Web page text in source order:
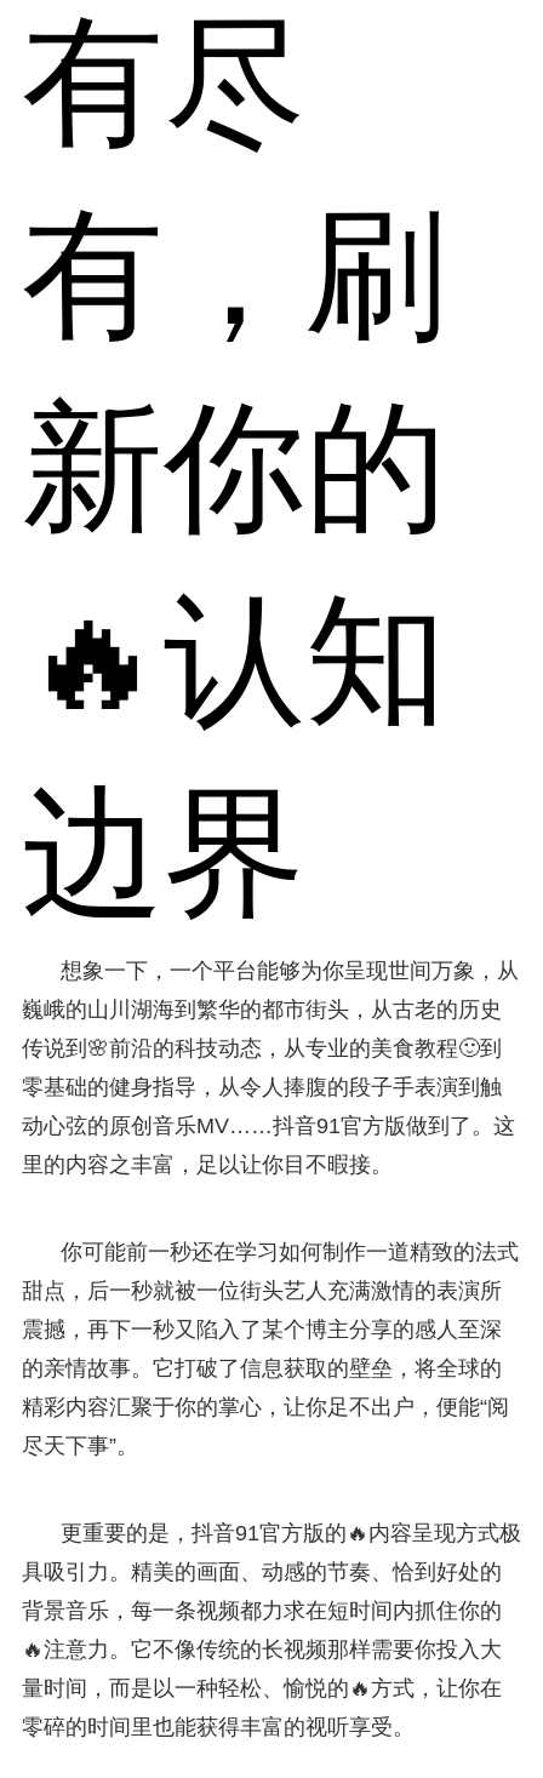
有尽
有，刷
新你的
🔥认知
边界
想象一下，一个平台能够为你呈现世间万象，从
巍峨的山川湖海到繁华的都市街头，从古老的历史
传说到🌸前沿的科技动态，从专业的美食教程🙂到
零基础的健身指导，从令人捧腹的段子手表演到触
动心弦的原创音乐MV……抖音91官方版做到了。这
里的内容之丰富，足以让你目不暇接。
你可能前一秒还在学习如何制作一道精致的法式
甜点，后一秒就被一位街头艺人充满激情的表演所
震撼，再下一秒又陷入了某个博主分享的感人至深
的亲情故事。它打破了信息获取的壁垒，将全球的
精彩内容汇聚于你的掌心，让你足不出户，便能“阅
尽天下事”。
更重要的是，抖音91官方版的🔥内容呈现方式极
具吸引力。精美的画面、动感的节奏、恰到好处的
背景音乐，每一条视频都力求在短时间内抓住你的
🔥注意力。它不像传统的长视频那样需要你投入大
量时间，而是以一种轻松、愉悦的🔥方式，让你在
零碎的时间里也能获得丰富的视听享受。